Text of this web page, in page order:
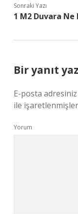
Sonraki Yazı
1 M2 Duvara Ne
Bir yanıt
E-posta adresiniz
ile
Yorum